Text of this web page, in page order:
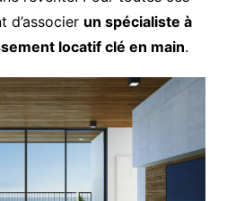
d’associer un spécialiste à
locatif clé en main.